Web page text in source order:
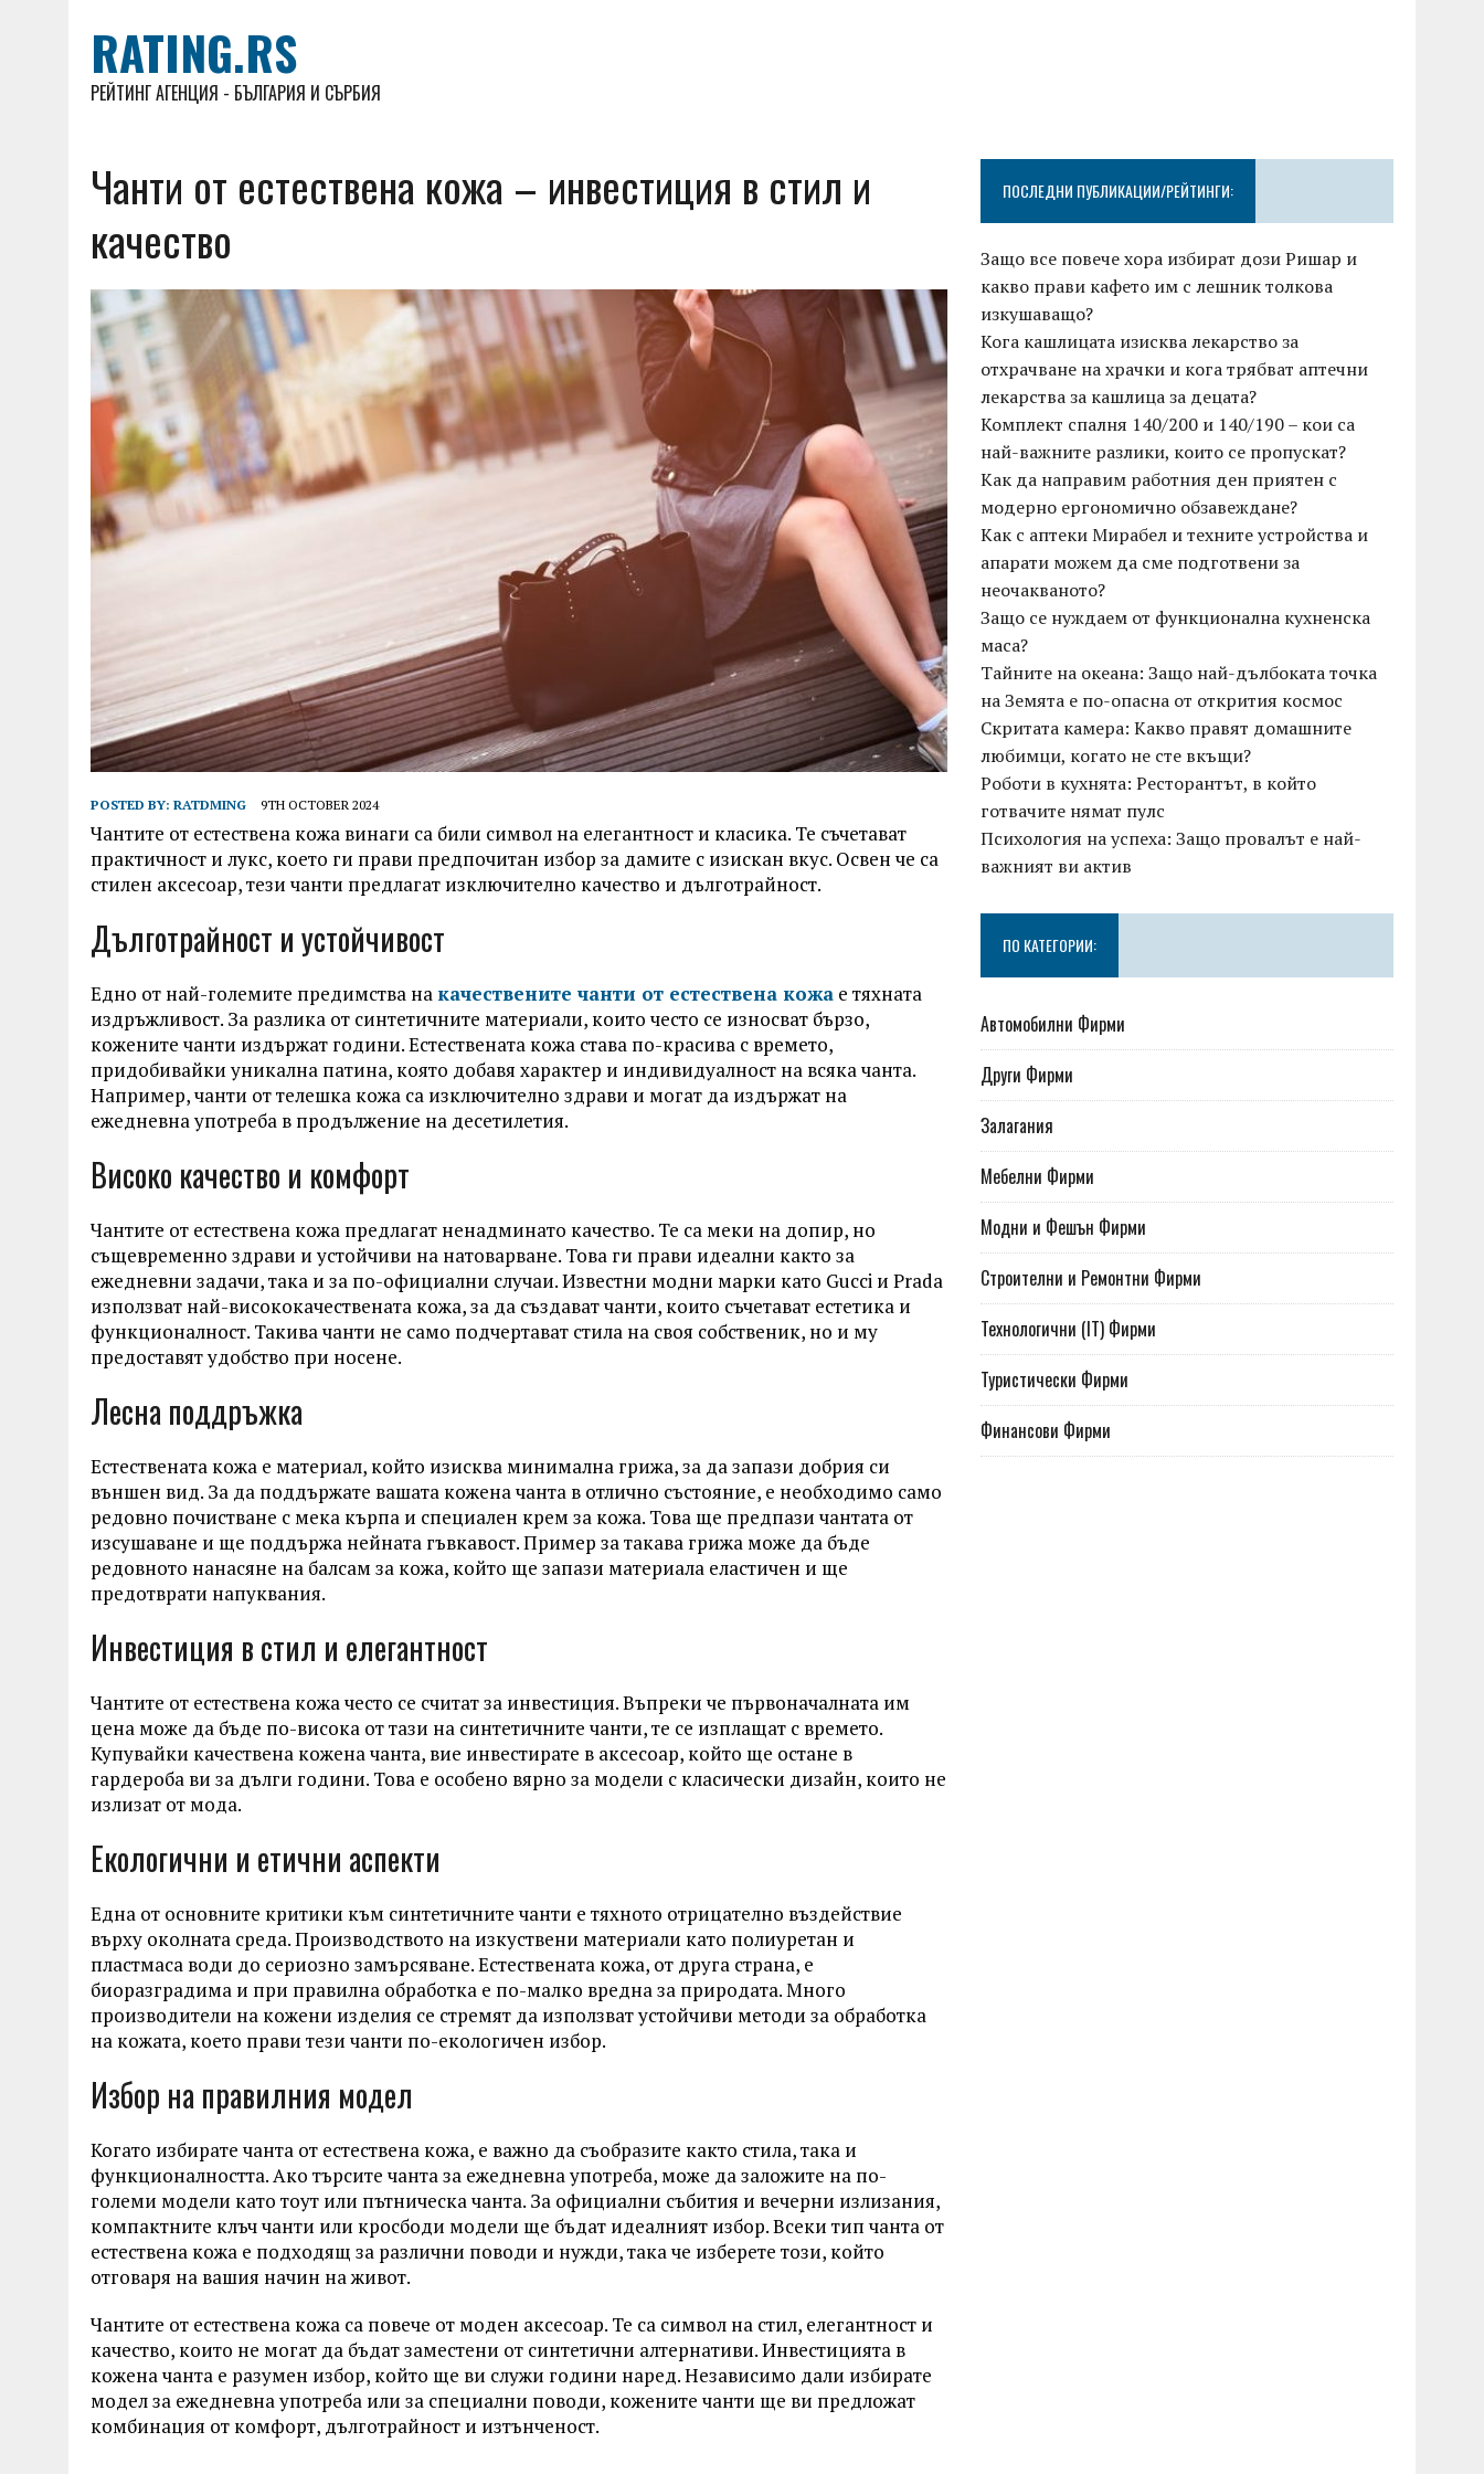
RATING.RS
РЕЙТИНГ АГЕНЦИЯ - БЪЛГАРИЯ И СЪРБИЯ
Чанти от естествена кожа – инвестиция в стил и
качество
POSTED BY: RATDMING 9TH OCTOBER 2024
Чантите от естествена кожа винаги са били символ на елегантност и класика. Те съчетават
практичност и лукс, което ги прави предпочитан избор за дамите с изискан вкус. Освен че са
стилен аксесоар, тези чанти предлагат изключително качество и дълготрайност.
Дълготрайност и устойчивост
Едно от най-големите предимства на качествените чанти от естествена кожа е тяхната
издръжливост. За разлика от синтетичните материали, които често се износват бързо,
кожените чанти издържат години. Естествената кожа става по-красива с времето,
придобивайки уникална патина, която добавя характер и индивидуалност на всяка чанта.
Например, чанти от телешка кожа са изключително здрави и могат да издържат на
ежедневна употреба в продължение на десетилетия.
Високо качество и комфорт
Чантите от естествена кожа предлагат ненадминато качество. Те са меки на допир, но
същевременно здрави и устойчиви на натоварване. Това ги прави идеални както за
ежедневни задачи, така и за по-официални случаи. Известни модни марки като Gucci и Prada
използват най-висококачествената кожа, за да създават чанти, които съчетават естетика и
функционалност. Такива чанти не само подчертават стила на своя собственик, но и му
предоставят удобство при носене.
Лесна поддръжка
Естествената кожа е материал, който изисква минимална грижа, за да запази добрия си
външен вид. За да поддържате вашата кожена чанта в отлично състояние, е необходимо само
редовно почистване с мека кърпа и специален крем за кожа. Това ще предпази чантата от
изсушаване и ще поддържа нейната гъвкавост. Пример за такава грижа може да бъде
редовното нанасяне на балсам за кожа, който ще запази материала еластичен и ще
предотврати напуквания.
Инвестиция в стил и елегантност
Чантите от естествена кожа често се считат за инвестиция. Въпреки че първоначалната им
цена може да бъде по-висока от тази на синтетичните чанти, те се изплащат с времето.
Купувайки качествена кожена чанта, вие инвестирате в аксесоар, който ще остане в
гардероба ви за дълги години. Това е особено вярно за модели с класически дизайн, които не
излизат от мода.
Екологични и етични аспекти
Една от основните критики към синтетичните чанти е тяхното отрицателно въздействие
върху околната среда. Производството на изкуствени материали като полиуретан и
пластмаса води до сериозно замърсяване. Естествената кожа, от друга страна, е
биоразградима и при правилна обработка е по-малко вредна за природата. Много
производители на кожени изделия се стремят да използват устойчиви методи за обработка
на кожата, което прави тези чанти по-екологичен избор.
Избор на правилния модел
Когато избирате чанта от естествена кожа, е важно да съобразите както стила, така и
функционалността. Ако търсите чанта за ежедневна употреба, може да заложите на по-
големи модели като тоут или пътническа чанта. За официални събития и вечерни излизания,
компактните клъч чанти или кросбоди модели ще бъдат идеалният избор. Всеки тип чанта от
естествена кожа е подходящ за различни поводи и нужди, така че изберете този, който
отговаря на вашия начин на живот.
Чантите от естествена кожа са повече от моден аксесоар. Те са символ на стил, елегантност и
качество, които не могат да бъдат заместени от синтетични алтернативи. Инвестицията в
кожена чанта е разумен избор, който ще ви служи години наред. Независимо дали избирате
модел за ежедневна употреба или за специални поводи, кожените чанти ще ви предложат
комбинация от комфорт, дълготрайност и изтънченост.
ПОСЛЕДНИ ПУБЛИКАЦИИ/РЕЙТИНГИ:
Защо все повече хора избират дози Ришар и
какво прави кафето им с лешник толкова
изкушаващо?
Кога кашлицата изисква лекарство за
отхрачване на храчки и кога трябват аптечни
лекарства за кашлица за децата?
Комплект спалня 140/200 и 140/190 – кои са
най-важните разлики, които се пропускат?
Как да направим работния ден приятен с
модерно ергономично обзавеждане?
Как с аптеки Мирабел и техните устройства и
апарати можем да сме подготвени за
неочакваното?
Защо се нуждаем от функционална кухненска
маса?
Тайните на океана: Защо най-дълбоката точка
на Земята е по-опасна от открития космос
Скритата камера: Какво правят домашните
любимци, когато не сте вкъщи?
Роботи в кухнята: Ресторантът, в който
готвачите нямат пулс
Психология на успеха: Защо провалът е най-
важният ви актив
ПО КАТЕГОРИИ:
Автомобилни Фирми
Други Фирми
Залагания
Мебелни Фирми
Модни и Фешън Фирми
Строителни и Ремонтни Фирми
Технологични (IT) Фирми
Туристически Фирми
Финансови Фирми